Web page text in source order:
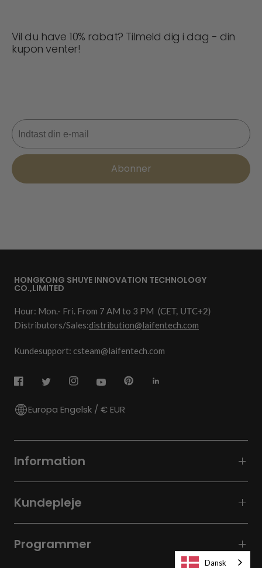
Vil du have 10% rabat? Tilmeld dig i dag - din
kupon venter!
E-mail
Abonner
HONGKONG SHUYE INNOVATION TECHNOLOGY
CO.,LIMITED
Hour: Mon.- Fri. From 7 AM to 3 PM (CET, UTC+2)
Distributors/Sales:distribution@laifentech.com
Kundesupport: csteam@laifentech.com
Europa Engelsk / € EUR
Information
Kundepleje
Programmer
Dansk